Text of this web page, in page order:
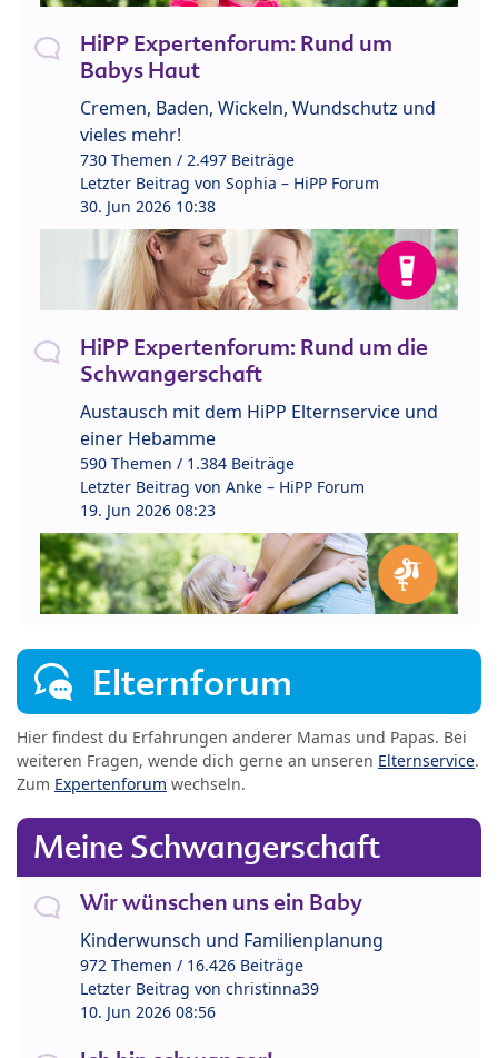
HiPP Expertenforum: Rund um
Babys Haut
Cremen, Baden, Wickeln, Wundschutz und
vieles mehr!
730 Themen / 2.497 Beiträge
Letzter Beitrag von Sophia – HiPP Forum
30. Jun 2026 10:38
HiPP Expertenforum: Rund um die
Schwangerschaft
Austausch mit dem HiPP Elternservice und
einer Hebamme
590 Themen / 1.384 Beiträge
Letzter Beitrag von Anke – HiPP Forum
19. Jun 2026 08:23
Elternforum
Hier findest du Erfahrungen anderer Mamas und Papas. Bei
weiteren Fragen, wende dich gerne an unseren Elternservice.
Zum Expertenforum wechseln.
Meine Schwangerschaft
Wir wünschen uns ein Baby
Kinderwunsch und Familienplanung
972 Themen / 16.426 Beiträge
Letzter Beitrag von christinna39
10. Jun 2026 08:56